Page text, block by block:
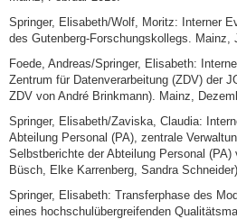
Springer, Elisabeth/Wolf, Moritz: Interner
des Gutenberg-Forschungskollegs. Mainz,
Foede, Andreas/Springer, Elisabeth:
Zentrum für Datenverarbeitung (ZDV) der
ZDV von André Brinkmann). Mainz,
Springer, Elisabeth/Zaviska, Claudia:
Abteilung Personal (PA), zentrale
Selbstberichte der Abteilung Personal
Büsch, Elke Karrenberg, Sandra
Springer, Elisabeth: Transferphase des
eines hochschulübergreifenden